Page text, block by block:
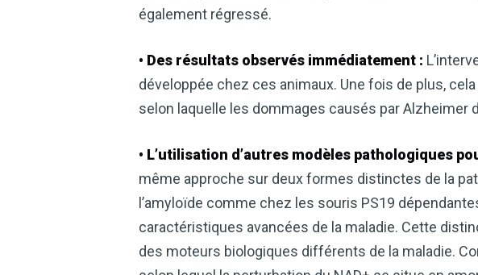
également régressé.
• Des résultats observés immédiatement :
développée chez ces animaux. Une fois de plus,
selon laquelle les dommages causés par
• L’utilisation d’autres modèles pathologiques
même approche sur deux formes distinctes de la
l’amyloïde comme chez les souris PS19
caractéristiques avancées de la maladie. Cette
des moteurs biologiques différents de la maladie.